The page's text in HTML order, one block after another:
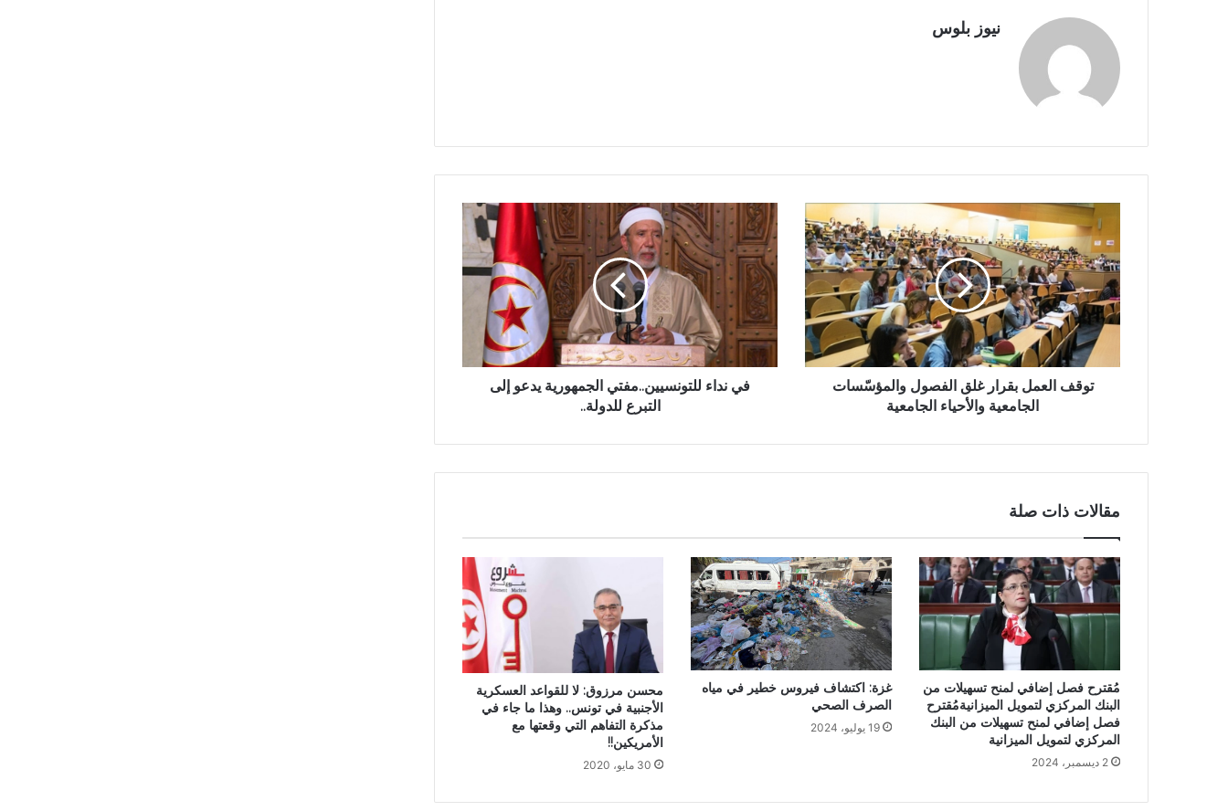
نيوز بلوس
توقف العمل بقرار غلق الفصول والمؤسّسات
الجامعية والأحياء الجامعية
في نداء للتونسيين..مفتي الجمهورية يدعو إلى
التبرع للدولة..
مقالات ذات صلة
مُقترح فصل إضافي لمنح تسهيلات من
البنك المركزي لتمويل الميزانيةمُقترح
فصل إضافي لمنح تسهيلات من البنك
المركزي لتمويل الميزانية
2 ديسمبر، 2024
غزة: اكتشاف فيروس خطير في مياه
الصرف الصحي
19 يوليو، 2024
محسن مرزوق: لا للقواعد العسكرية
الأجنبية في تونس.. وهذا ما جاء في
مذكرة التفاهم التي وقعتها مع
الأمريكين!!
30 مايو، 2020